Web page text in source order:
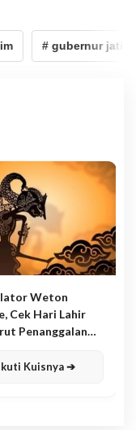
# gubernur jatim
Weton
Cek Hari Lahir
Penanggalan
Kuisnya ➔